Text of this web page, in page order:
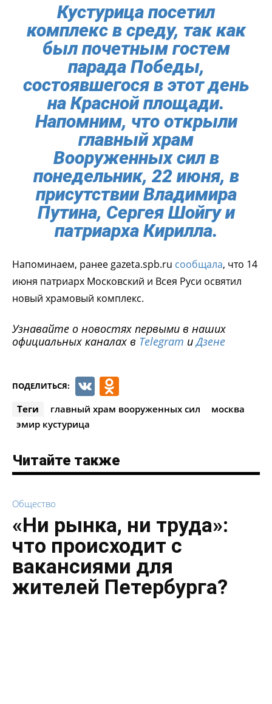
Кустурица посетил
комплекс в среду, так как
был почетным гостем
парада Победы,
состоявшегося в этот день
на Красной площади.
Напомним, что открыли
главный храм
Вооруженных сил в
понедельник, 22 июня, в
присутствии Владимира
Путина, Сергея Шойгу и
патриарха Кирилла.
Напоминаем, ранее gazeta.spb.ru сообщала, что 14
июня патриарх Московский и Всея Руси освятил
новый храмовый комплекс.
Узнавайте о новостях первыми в наших
официальных каналах в Telegram иДзене
ПОДЕЛИТЬСЯ: VK
Теги главный храм вооруженных сил
москва
эмир кустурица
Читайте также
Общество
«Ни рынка, ни труда»:
что происходит с
вакансиями для
жителей Петербурга?